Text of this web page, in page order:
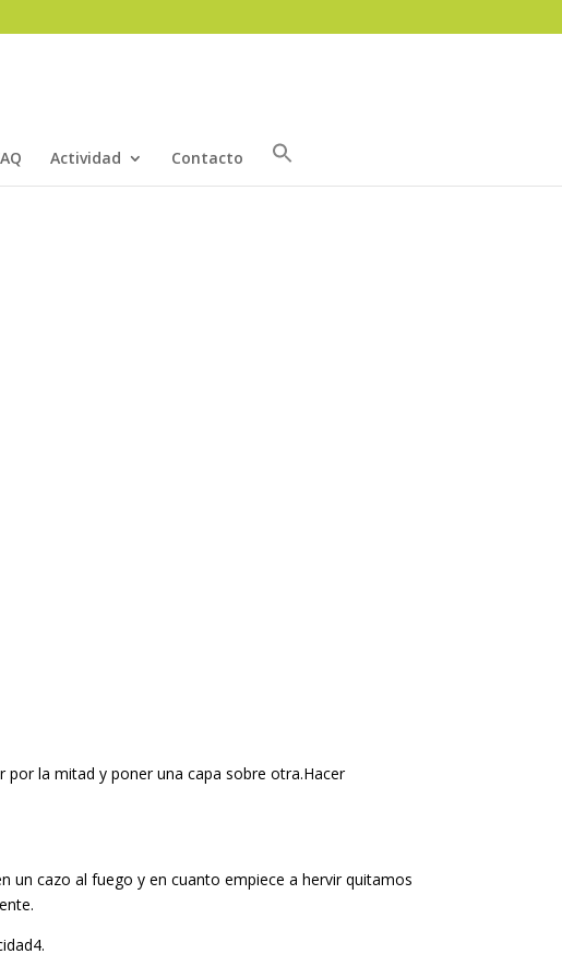
Actividad Contacto
por la mitad y poner una capa sobre otra.Hacer
un cazo al fuego y en cuanto empiece a hervir quitamos